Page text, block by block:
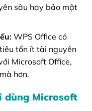
sâu hay bảo mật
WPS Office có
tốn ít tài nguyên
Microsoft Office,
hơn.
dùng Microsoft